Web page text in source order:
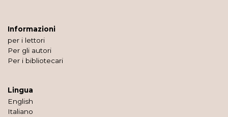
Informazioni
per i lettori
Per gli autori
Per i bibliotecari
Lingua
English
Italiano